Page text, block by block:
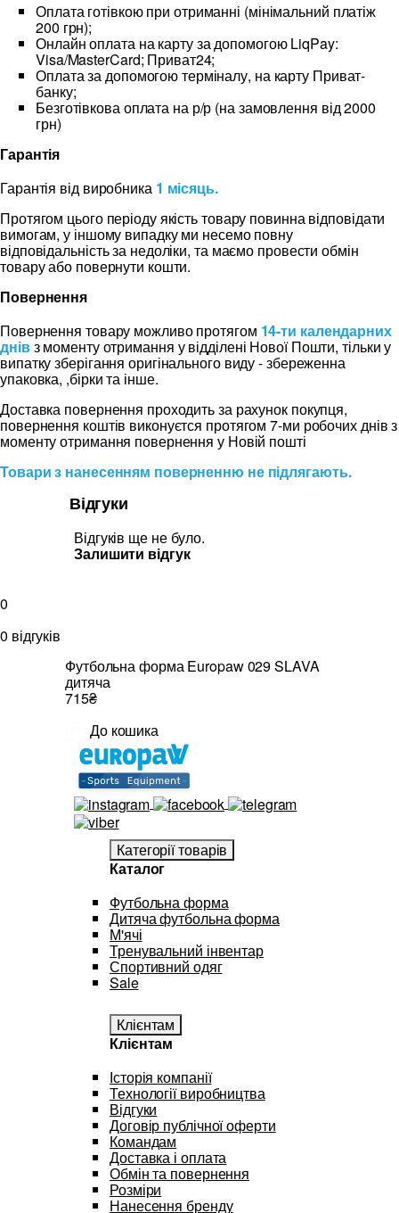
Оплата готівкою при отриманні (мінімальний платіж
200 грн);
Онлайн оплата на карту за допомогою LiqPay:
Visa/MasterCard; Приват24;
Оплата за допомогою терміналу, на карту Приват-
банку;
Безготівкова оплата на р/р (на замовлення від 2000
грн)
Гарантія
Гарантія від виробника 1 місяць.
Протягом цього періоду якість товару повинна відповідати
вимогам, у іншому випадку ми несемо повну
відповідальність за недоліки, та маємо провести обмін
товару або повернути кошти.
Повернення
Повернення товару можливо протягом 14-ти календарних
днівз моменту отримання у відділені Нової Пошти, тільки у
випатку зберігання оригінального виду - збереженна
упаковка, ,бірки та інше.
Доставка повернення проходить за рахунок покупця,
повернення коштів виконуєтся протягом 7-ми робочих днів з
моменту отримання повернення у Новій пошті
Товари з нанесенням поверненню не підлягають.
Відгуки
Відгуків ще не було.
Залишити відгук
0
0 відгуків
Футбольна форма Europaw 029 SLAVA
дитяча
715₴
До кошика
Категорії товарів
Каталог
Футбольна форма
Дитяча футбольна форма
М'ячі
Тренувальний інвентар
Спортивний одяг
Sale
Клієнтам
Клієнтам
Історія компанії
Технології виробництва
Відгуки
Договір публічної оферти
Командам
Доставка і оплата
Обмін та повернення
Розміри
Нанесення бренду